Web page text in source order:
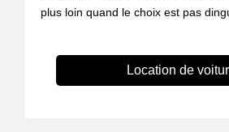
plus loin quand le choix est pas
Location de